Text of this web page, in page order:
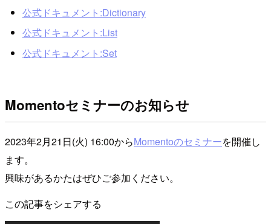
公式ドキュメント:Dictionary
公式ドキュメント:List
公式ドキュメント:Set
Momentoセミナーのお知らせ
2023年2月21日(火) 16:00からMomentoのセミナーを開催し
ます。
興味があるかたはぜひご参加ください。
この記事をシェアする